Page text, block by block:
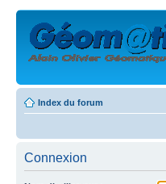
Index du forum
Connexion